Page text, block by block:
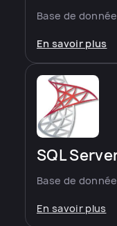
Base de
En savoir plus
SQL
Base de
En savoir plus